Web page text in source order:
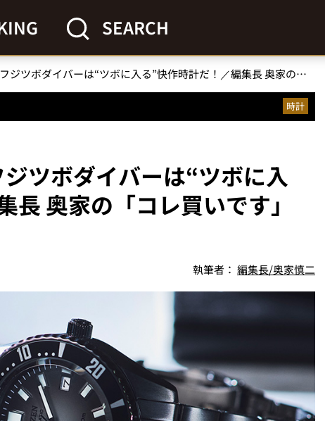
SEARCH
シチズンの現代版・フジツボダイバーは“ツボに入る”快作時計だ！／編集長 奥家の「コレ買いです」Vol.17
時計
ツボダイバーは“ツボに入
長 奥家の「コレ買いです」
執筆者： 編集長/奥家慎二